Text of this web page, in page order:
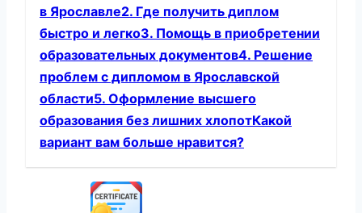
в Ярославле2. Где получить диплом
быстро и легко3. Помощь в приобретении
образовательных документов4. Решение
проблем с дипломом в Ярославской
области5. Оформление высшего
образования без лишних хлопотКакой
вариант вам больше нравится?